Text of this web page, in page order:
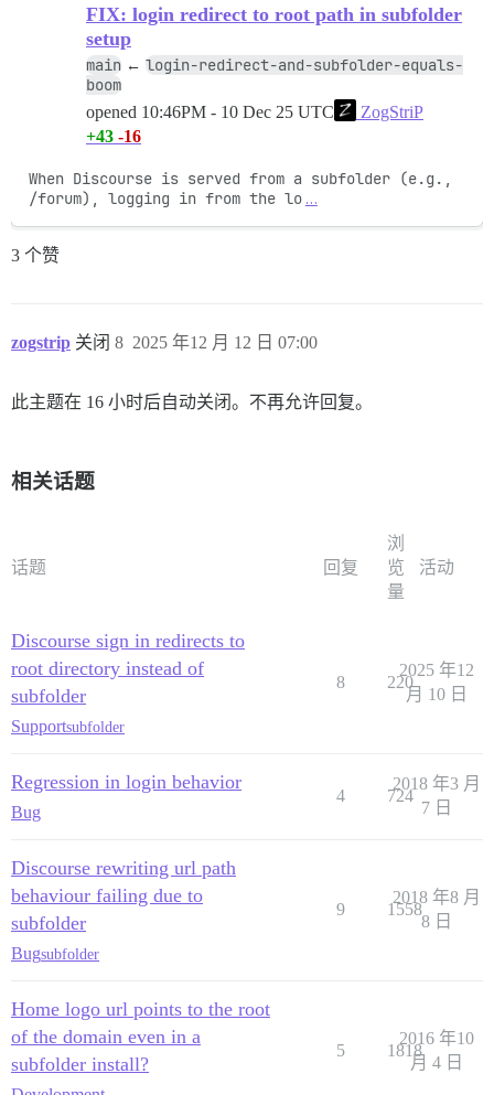
FIX: login redirect to root path in subfolder
setup
main ← login-redirect-and-subfolder-equals-
boom
opened 10:46PM - 10 Dec 25 UTC
ZogStriP
+43 -16
When Discourse is served from a subfolder (e.g.,
/forum), logging in from the lo …
3 个赞
zogstrip 关闭 2025 年12 月 12 日 07:00
8
此主题在 16 小时后自动关闭。不再允许回复。
相关话题
话题 回复
浏
览
量
活动
Discourse sign in redirects to
root directory instead of
subfolder
Supportsubfolder
8 220
2025 年12
月 10 日
Regression in login behavior
Bug
4 724
2018 年3 月
7 日
Discourse rewriting url path
behaviour failing due to
subfolder
Bugsubfolder
9 1558
2018 年8 月
8 日
Home logo url points to the root
of the domain even in a
subfolder install?
5 1818
2016 年10
月 4 日